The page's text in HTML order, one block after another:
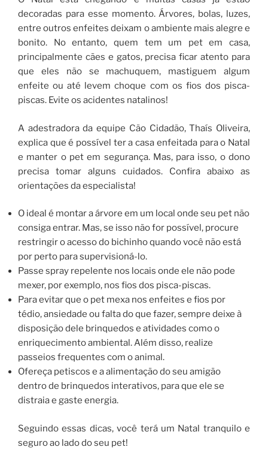
decoradas para esse momento. Árvores, bolas, luzes,
entre outros enfeites deixam o ambiente mais alegre e
bonito. No entanto, quem tem um pet em casa,
principalmente cães e gatos, precisa ficar atento para
que eles não se machuquem, mastiguem algum
enfeite ou até levem choque com os fios dos pisca-
piscas. Evite os acidentes natalinos!
A adestradora da equipe Cão Cidadão, Thaís Oliveira,
explica que é possível ter a casa enfeitada para o Natal
e manter o pet em segurança. Mas, para isso, o dono
precisa tomar alguns cuidados. Confira abaixo as
orientações da especialista!
O ideal é montar a árvore em um local onde seu pet não
consiga entrar. Mas, se isso não for possível, procure
restringir o acesso do bichinho quando você não está
por perto para supervisioná-lo.
Passe spray repelente nos locais onde ele não pode
mexer, por exemplo, nos fios dos pisca-piscas.
Para evitar que o pet mexa nos enfeites e fios por
tédio, ansiedade ou falta do que fazer, sempre deixe à
disposição dele brinquedos e atividades como o
enriquecimento ambiental. Além disso, realize
passeios frequentes com o animal.
Ofereça petiscos e a alimentação do seu amigão
dentro de brinquedos interativos, para que ele se
distraia e gaste energia.
Seguindo essas dicas, você terá um Natal tranquilo e
seguro ao lado do seu pet!